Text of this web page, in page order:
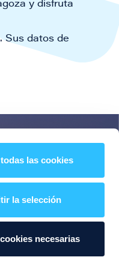
las cookies
la selección
necesarias
y disfruta
Sus datos de